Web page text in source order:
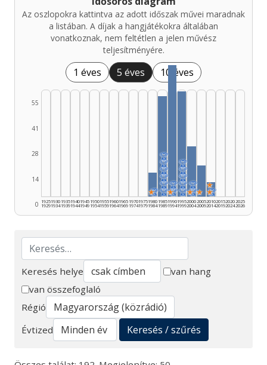
Az oszlopokra kattintva az adott időszak művei maradnak
a listában. A díjak a hangjátékokra általában
vonatkoznak, nem feltétlen a jelen művész
teljesítményére.
1 éves 5 éves 10 éves
0
14
28
41
55
1925
1929
1930
1934
1935
1939
1940
1944
1945
1949
1950
1954
1955
1959
1960
1964
1965
1969
1970
1974
1975
1979
🏆
★
1980
1984
🏆
🏆
🏆
🏆
🏆
🏆
1985
1989
🏆
🏆
★
1990
1994
🏆
🏆
🏆
🏆
🏆
1995
1999
🏆
🏆
★
2000
2004
★
2005
2009
🏆
★
★
2010
2014
2015
2019
2020
2024
2025
2026
Keresés
Keresés helye
van hang
van összefoglaló
Régió
Évtized
Keresés / szűrés